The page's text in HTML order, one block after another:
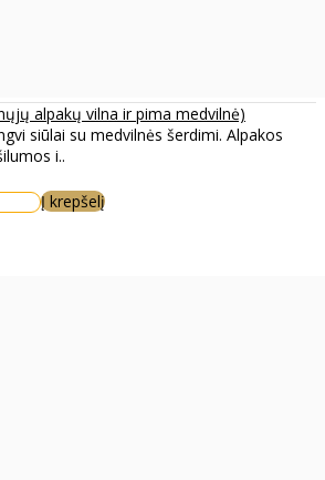
alpakų vilna ir pima medvilnė)
siūlai su medvilnės šerdimi. Alpakos
i..
Į krepšelį